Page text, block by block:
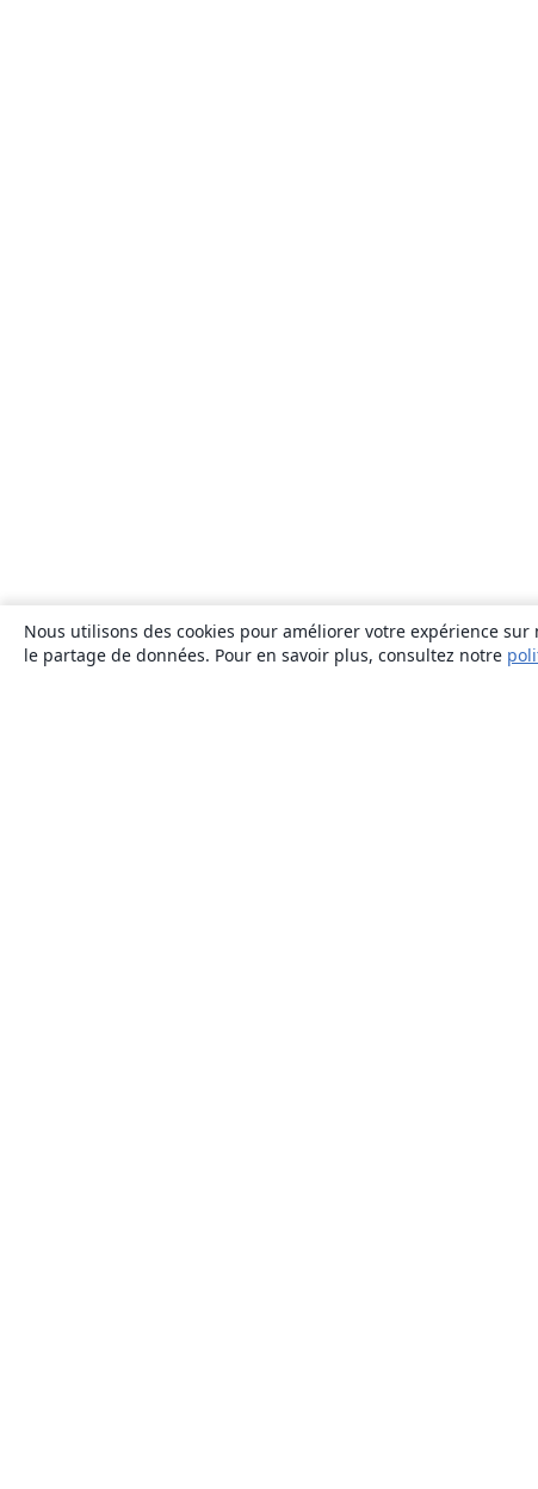
Nous utilisons des cookies pour améliorer votre expérience
le partage de données. Pour en savoir plus, consultez notre